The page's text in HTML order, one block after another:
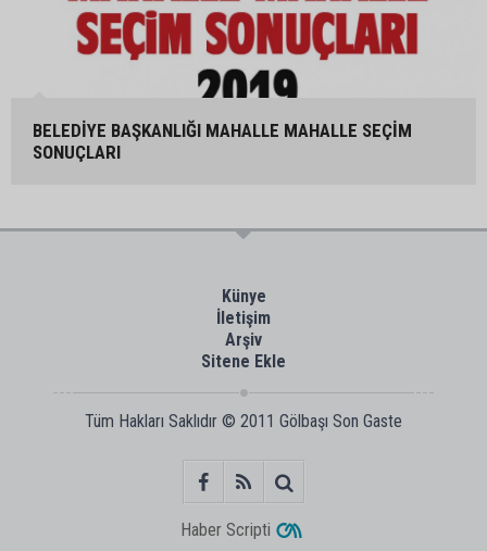
BELEDİYE BAŞKANLIĞI MAHALLE MAHALLE SEÇİM
SONUÇLARI
Künye
İletişim
Arşiv
Sitene Ekle
Tüm Hakları Saklıdır © 2011 Gölbaşı Son Gaste
Haber Scripti